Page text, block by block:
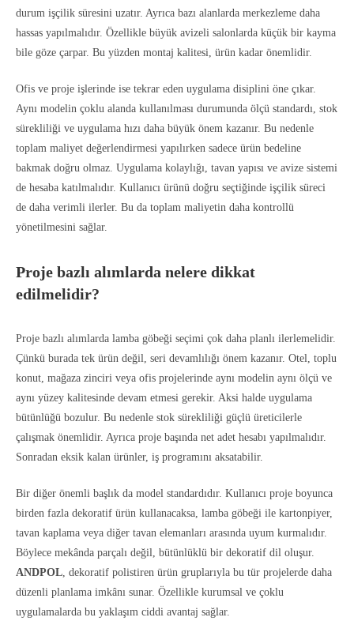
durum işçilik süresini uzatır. Ayrıca bazı alanlarda merkezleme daha
hassas yapılmalıdır. Özellikle büyük avizeli salonlarda küçük bir kayma
bile göze çarpar. Bu yüzden montaj kalitesi, ürün kadar önemlidir.
Ofis ve proje işlerinde ise tekrar eden uygulama disiplini öne çıkar.
Aynı modelin çoklu alanda kullanılması durumunda ölçü standardı, stok
sürekliliği ve uygulama hızı daha büyük önem kazanır. Bu nedenle
toplam maliyet değerlendirmesi yapılırken sadece ürün bedeline
bakmak doğru olmaz. Uygulama kolaylığı, tavan yapısı ve avize sistemi
de hesaba katılmalıdır. Kullanıcı ürünü doğru seçtiğinde işçilik süreci
de daha verimli ilerler. Bu da toplam maliyetin daha kontrollü
yönetilmesini sağlar.
Proje bazlı alımlarda nelere dikkat
edilmelidir?
Proje bazlı alımlarda lamba göbeği seçimi çok daha planlı ilerlemelidir.
Çünkü burada tek ürün değil, seri devamlılığı önem kazanır. Otel, toplu
konut, mağaza zinciri veya ofis projelerinde aynı modelin aynı ölçü ve
aynı yüzey kalitesinde devam etmesi gerekir. Aksi halde uygulama
bütünlüğü bozulur. Bu nedenle stok sürekliliği güçlü üreticilerle
çalışmak önemlidir. Ayrıca proje başında net adet hesabı yapılmalıdır.
Sonradan eksik kalan ürünler, iş programını aksatabilir.
Bir diğer önemli başlık da model standardıdır. Kullanıcı proje boyunca
birden fazla dekoratif ürün kullanacaksa, lamba göbeği ile kartonpiyer,
tavan kaplama veya diğer tavan elemanları arasında uyum kurmalıdır.
Böylece mekânda parçalı değil, bütünlüklü bir dekoratif dil oluşur.
ANDPOL, dekoratif polistiren ürün gruplarıyla bu tür projelerde daha
düzenli planlama imkânı sunar. Özellikle kurumsal ve çoklu
uygulamalarda bu yaklaşım ciddi avantaj sağlar.